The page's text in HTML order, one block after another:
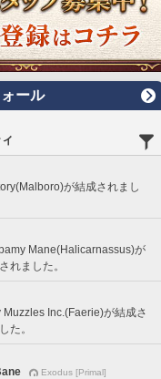
ール
が結成されまし
Mane(Halicarnassus)が
れました。
Muzzles Inc.(Faerie)が結成さ
た。
Exodus [Primal]